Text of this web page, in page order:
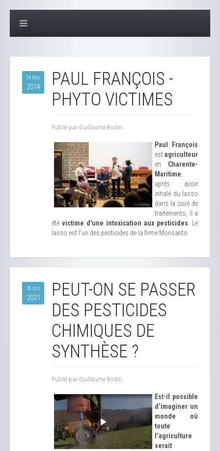
24 Mai
2014
PAUL FRANÇOIS -
PHYTO VICTIMES
Publié par Guillaume Bodin.
Paul François
est agriculteur
en Charente-
Maritime
après avoir
inhalé du lasso
dans la cuve de
traitements, il a
été victime d'une intoxication aux pesticides . Le
lasso est l'un des pesticides de la firme Monsanto.
26 Oct
2021
PEUT-ON SE PASSER
DES PESTICIDES
CHIMIQUES DE
SYNTHÈSE ?
Publié par Guillaume Bodin.
Est-il possible
d’imaginer un
monde où
toute
l’agriculture
serait